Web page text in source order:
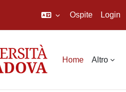
Ospite Login
Home Altro